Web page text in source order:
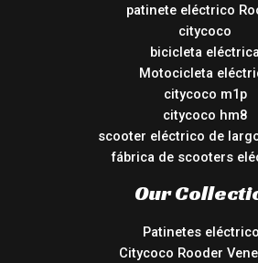
patinete eléctrico
citycoco
bicicleta eléctrica
Motocicleta
citycoco m1p
citycoco hm8
scooter eléctrico de
fábrica de scooters
Our
Patinetes
Citycoco Rooder